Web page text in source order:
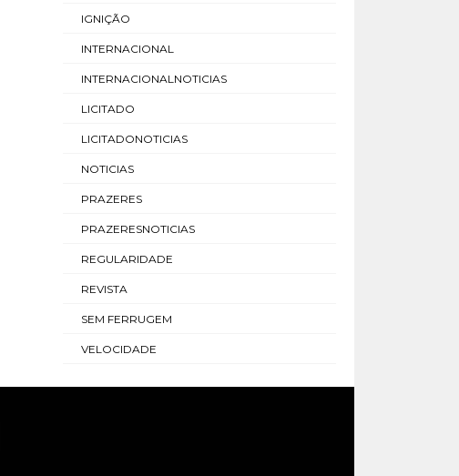
IGNIÇÃO
INTERNACIONAL
INTERNACIONALNOTICIAS
LICITADO
LICITADONOTICIAS
NOTICIAS
PRAZERES
PRAZERESNOTICIAS
REGULARIDADE
REVISTA
SEM FERRUGEM
VELOCIDADE